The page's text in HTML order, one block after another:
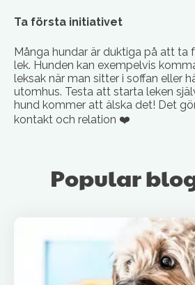
Ta första initiativet
Många hundar är duktiga på att ta
lek. Hunden kan exempelvis
leksak när man sitter i soffan eller
utomhus. Testa att starta leken
hund kommer att älska det! Det
kontakt och relation ❤️
Popular